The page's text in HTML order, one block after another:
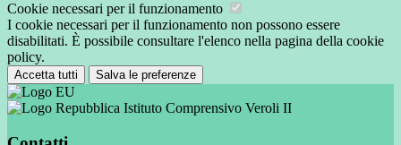
Cookie necessari per il funzionamento
I cookie necessari per il funzionamento non possono essere
disabilitati. È possibile consultare l'elenco nella pagina della cookie
policy.
Accetta tutti Salva le preferenze
Istituto Comprensivo Veroli II